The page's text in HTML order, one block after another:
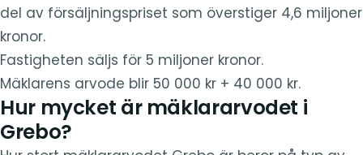
del av försäljningspriset som överstiger 4,6 miljoner
kronor.
Fastigheten säljs för 5 miljoner kronor.
Mäklarens arvode blir 50 000 kr + 40 000 kr.
Hur mycket är mäklararvodet i
Grebo?